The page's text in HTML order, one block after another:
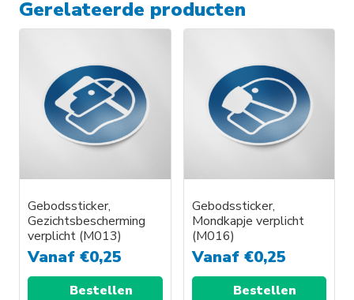
Gerelateerde producten
Gebodssticker,
Gezichtsbescherming
verplicht (M013)
Vanaf €0,25
Bestellen
Gebodssticker,
Mondkapje verplicht
(M016)
Vanaf €0,25
Bestellen